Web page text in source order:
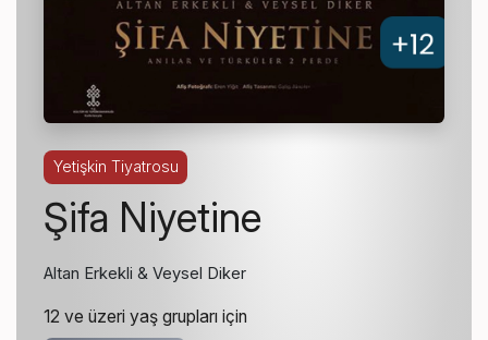
Yetişkin Tiyatrosu
Şifa Niyetine
Altan Erkekli & Veysel Diker
12 ve üzeri yaş grupları için